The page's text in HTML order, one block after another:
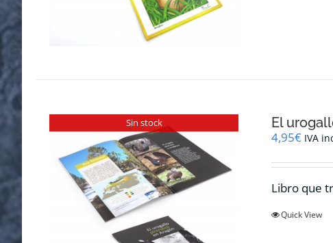
Sin stock El
4,95€ IVA
Libro que
Quick View